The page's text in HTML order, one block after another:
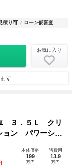
積り可 ローン仮審査
お気に入り
す
３．５Ｌ クリ
ョン パワーシー
サウンド ＥＴ
ＬＥＤヘッド
本体価格
199
万円
諸費用
13.9
万円